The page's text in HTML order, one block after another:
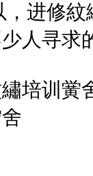
进修
人寻求
培训黉